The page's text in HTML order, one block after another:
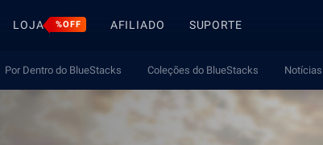
LOJA %OFF AFILIADO SUPORTE
Por Dentro do BlueStacks Coleções do BlueStacks Notícias